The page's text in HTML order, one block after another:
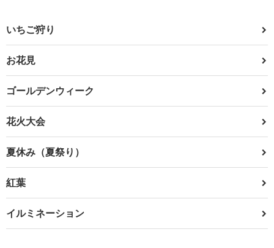
いちご狩り
お花見
ゴールデンウィーク
花火大会
夏休み（夏祭り）
紅葉
イルミネーション